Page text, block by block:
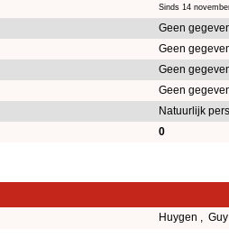
Sinds 14
Geen
Geen
Geen
Geen
Natuurlijk
0
Huygen , Guy